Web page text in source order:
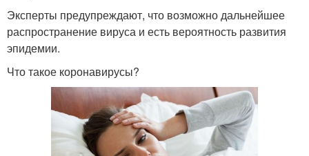
Эксперты предупреждают, что возможно дальнейшее
распространение вируса и есть вероятность развития
эпидемии.
Что такое коронавирусы?